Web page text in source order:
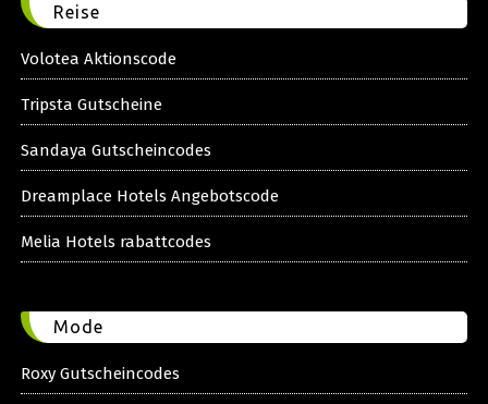
Reise
Volotea Aktionscode
Tripsta Gutscheine
Sandaya Gutscheincodes
Dreamplace Hotels Angebotscode
Melia Hotels rabattcodes
Mode
Roxy Gutscheincodes